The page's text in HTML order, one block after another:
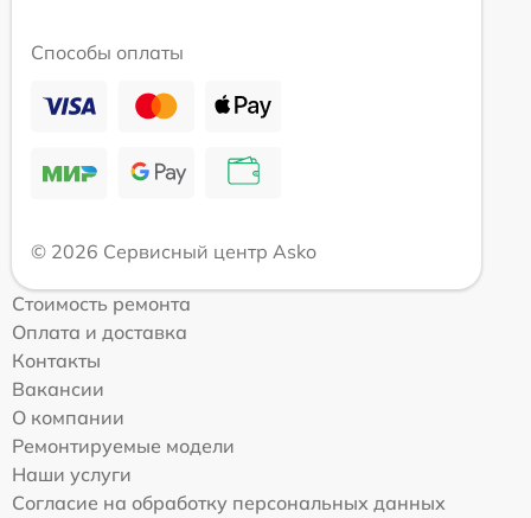
Способы оплаты
© 2026 Сервисный центр Asko
Стоимость ремонта
Оплата и доставка
Контакты
Вакансии
О компании
Ремонтируемые модели
Наши услуги
Согласие на обработку персональных данных